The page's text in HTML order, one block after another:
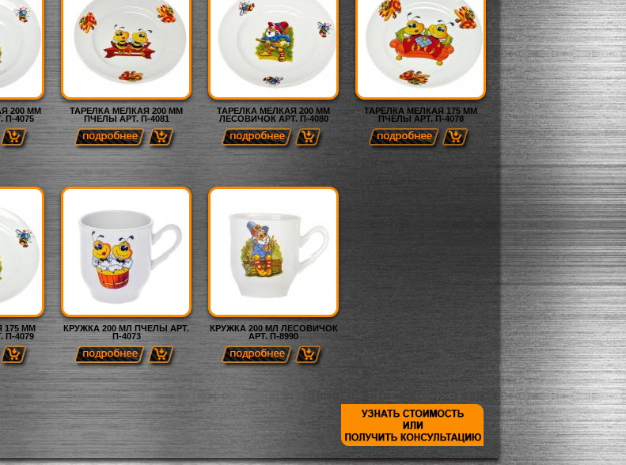
200 ММ
4075
ТАРЕЛКА МЕЛКАЯ 200 ММ
ПЧЕЛЫ АРТ. П-4081
ТАРЕЛКА МЕЛКАЯ 200 ММ
ЛЕСОВИЧОК АРТ. П-4080
ТАРЕЛКА МЕЛКАЯ 175 ММ
ПЧЕЛЫ АРТ. П-4078
175 ММ
4079
КРУЖКА 200 МЛ ПЧЕЛЫ АРТ.
П-4073
КРУЖКА 200 МЛ ЛЕСОВИЧОК
АРТ. П-8990